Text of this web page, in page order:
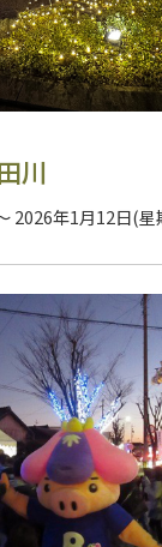
川
2026年1月12日(星